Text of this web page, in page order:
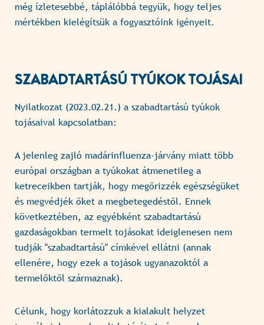
még ízletesebbé, táplálóbbá tegyük, hogy teljes
mértékben kielégítsük a fogyasztóink igényeit.
SZABADTARTÁSÚ TYÚKOK TOJÁSAI
Nyilatkozat (2023.02.21.) a szabadtartású tyúkok
tojásaival kapcsolatban:
A jelenleg zajló madárinfluenza-járvány miatt több
európai országban a tyúkokat átmenetileg a
ketreceikben tartják, hogy megőrizzék egészségüket
és megvédjék őket a megbetegedéstől. Ennek
következtében, az egyébként szabadtartású
gazdaságokban termelt tojásokat ideiglenesen nem
tudják "szabadtartású" címkével ellátni (annak
ellenére, hogy ezek a tojások ugyanazoktól a
termelőktől származnak).
Célunk, hogy korlátozzuk a kialakult helyzet